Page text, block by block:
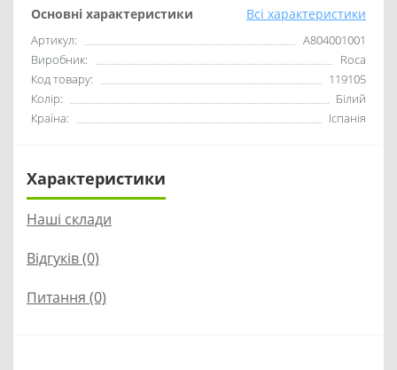
Основні характеристики Всі характеристики
Артикул:
A804001001
Виробник:
Roca
Код товару:
119105
Колір:
Білий
Країна:
Іспанія
Характеристики
Наші склади
Відгуків (0)
Питання (0)